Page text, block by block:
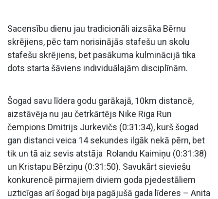
Sacensību dienu jau tradicionāli aizsāka Bērnu
skrējiens, pēc tam norisinājās stafešu un skolu
stafešu skrējiens, bet pasākuma kulminācijā tika
dots starta šāviens individuālajām disciplīnām.
Šogad savu līdera godu garākajā, 10km distancē,
aizstāvēja nu jau četrkārtējs Nike Riga Run
čempions Dmitrijs Jurkevičs (0:31:34), kurš šogad
gan distanci veica 14 sekundes ilgāk nekā pērn, bet
tik un tā aiz sevis atstāja Rolandu Kaimiņu (0:31:38)
un Kristapu Bērziņu (0:31:50). Savukārt sieviešu
konkurencē pirmajiem diviem goda pjedestāliem
uzticīgas arī šogad bija pagājušā gada līderes – Anita